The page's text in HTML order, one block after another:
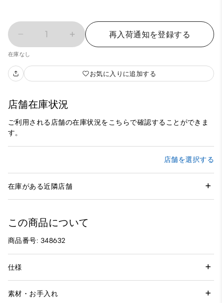
1 再入荷通知を登録する
在庫なし
お気に入りに追加する
店舗在庫状況
ご利用される店舗の在庫状況をこちらで確認することができま
す。
店舗を選択する
在庫がある近隣店舗
この商品について
商品番号: 348632
仕様
素材・お手入れ